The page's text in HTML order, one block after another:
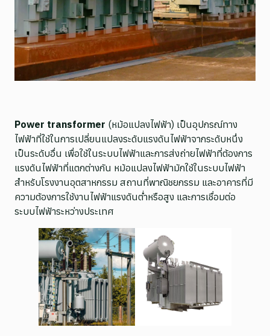
Power transformer (หม้อแปลงไฟฟ้า) เป็นอุปกรณ์ทาง
ไฟฟ้าที่ใช้ในการเปลี่ยนแปลงระดับแรงดันไฟฟ้าจากระดับหนึ่ง
เป็นระดับอื่น เพื่อใช้ในระบบไฟฟ้าและการส่งถ่ายไฟฟ้าที่ต้องการ
แรงดันไฟฟ้าที่แตกต่างกัน หม้อแปลงไฟฟ้ามักใช้ในระบบไฟฟ้า
สำหรับโรงงานอุตสาหกรรม สถานที่พาณิชยกรรม และอาคารที่มี
ความต้องการใช้งานไฟฟ้าแรงดันต่ำหรือสูง และการเชื่อมต่อ
ระบบไฟฟ้าระหว่างประเทศ